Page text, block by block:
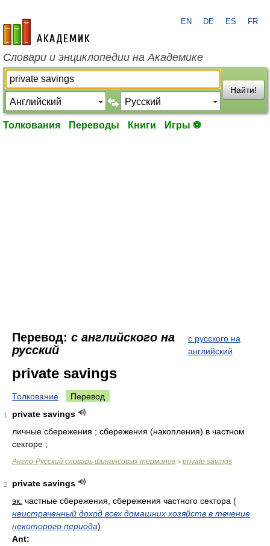
academic.ru
EN DE ES FR
Словари и энциклопедии на Академике
Найти!
Толкования Переводы Книги Игры ⚽
Перевод: с английского на
русский
с русского на
английский
private savings
Толкование Перевод
1
private savings
личные сбережения ; сбережения (накопления) в частном
секторе ;
Англо-Русский словарь финансовых терминов > private savings
2
private savings
эк. частные сбережения, сбережения частного сектора (
неистраченный доход всех домашних хозяйств в течение
некоторого периода)
Ant: